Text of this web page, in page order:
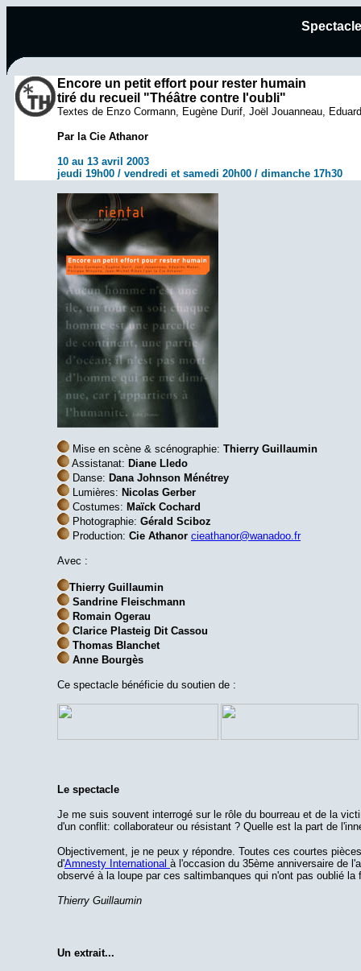
Encore un petit effort pour rester humain
tiré du recueil "Théâtre contre l'oubli"
Textes de Enzo Cormann, Eugène Durif, Joël Jouanneau,
Par la Cie Athanor
10 au 13 avril 2003
jeudi 19h00 / vendredi et samedi 20h00 / dimanche 17h30
Mise en scène & scénographie: Thierry Guillaumin
Assistanat: Diane Lledo
Danse: Dana Johnson Ménétrey
Lumières: Nicolas Gerber
Costumes: Maïck Cochard
Photographie: Gérald Sciboz
Production: Cie Athanor cieathanor@wanadoo.fr
Avec :
Thierry Guillaumin
Sandrine Fleischmann
Romain Ogerau
Clarice Plasteig Dit Cassou
Thomas Blanchet
Anne Bourgès
Ce spectacle bénéficie du soutien de :
Le spectacle
Je me suis souvent interrogé sur le rôle du bourreau et de la
d'un conflit: collaborateur ou résistant ? Quelle est la part de
Objectivement, je ne peux y répondre. Toutes ces courtes
d'Amnesty International à l'occasion du 35ème anniversaire de
observé à la loupe par ces saltimbanques qui n'ont pas oublié
Thierry Guillaumin
Un extrait...